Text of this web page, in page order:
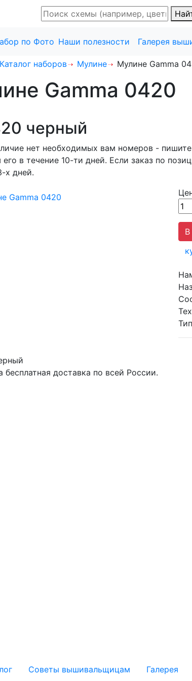
по Фото Наши полезности Галерея
Каталог наборов Мулине Мулине Gamma
Gamma 0420
черный
нет необходимых вам номеров -
в течение 10-ти дней. Если заказ по
х дней.
бесплатная доставка по всей России.
Советы вышивальщицам Галерея